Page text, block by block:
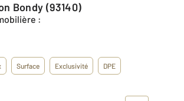
Bondy (93140)
:
Surface Exclusivité DPE